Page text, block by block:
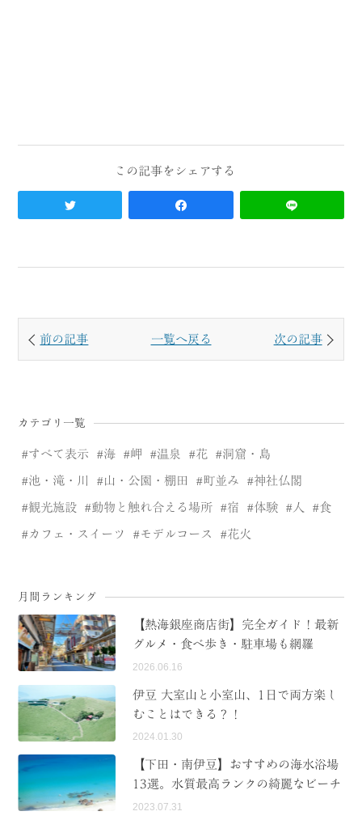
前の記事 一覧へ戻る 次の記事
カテゴリ一覧
すべて表示 海 岬 温泉 花 洞窟・島
池・滝・川 山・公園・棚田 町並み 神社仏閣
観光施設 動物と触れ合える場所 宿 体験 人 食
カフェ・スイーツ モデルコース 花火
月間ランキング
【熱海銀座商店街】完全ガイド！最新
グルメ・食べ歩き・駐車場も網羅
2026.06.16
伊豆 大室山と小室山、1日で両方楽し
むことはできる？！
2024.01.30
【下田・南伊豆】おすすめの海水浴場
13選。水質最高ランクの綺麗なビーチ
2023.07.31